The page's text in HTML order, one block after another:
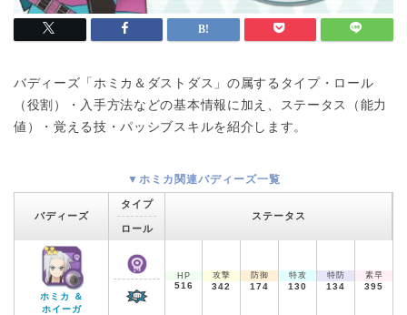
バディーズ「ホミカ＆ダストダス」の属するタイプ・ロール
（役割）・入手方法などの基本情報に加え、ステータス（能力
値）・覚える技・パッシブスキルを紹介します。
▼ホミカ関連バディーズ一覧
バディーズ
タイプ
ロール
ステータス
ホミカ ＆
ホイーガ
HP
516
攻撃
342
防御
174
特攻
130
特防
134
素早
395